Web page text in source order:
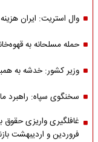
وال استریت: ایران
حمله مسلحانه به
وزیر کشور: خدشه به
سخنگوی سپاه: راهبرد
غافلگیری واریزی حقوق
فروردین و اردیبهشت